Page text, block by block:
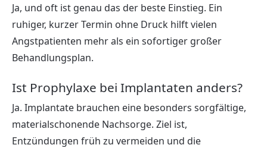
Ja, und oft ist genau das der beste Einstieg. Ein
ruhiger, kurzer Termin ohne Druck hilft vielen
Angstpatienten mehr als ein sofortiger großer
Behandlungsplan.
Ist Prophylaxe bei Implantaten anders?
Ja. Implantate brauchen eine besonders sorgfältige,
materialschonende Nachsorge. Ziel ist,
Entzündungen früh zu vermeiden und die